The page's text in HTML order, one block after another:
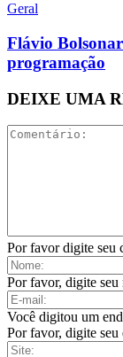
Geral
Flávio
programação
DEIXE UMA
Por favor digite seu
Por favor, digite seu
Você digitou um
Por favor, digite seu